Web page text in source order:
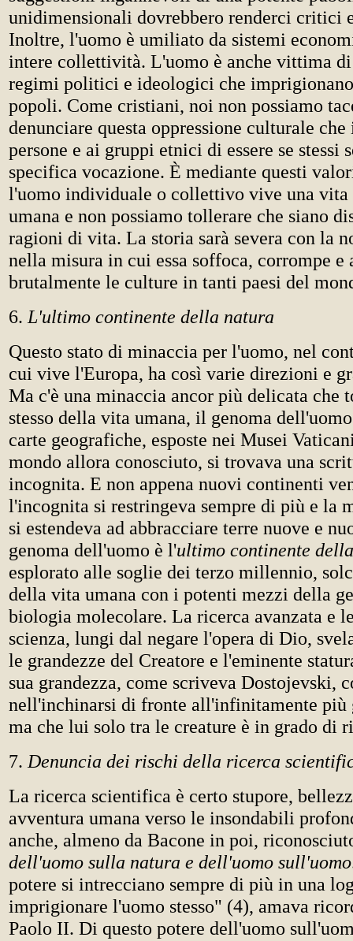
unidimensionali dovrebbero renderci critici
Inoltre, l'uomo è umiliato da sistemi
intere collettività. L'uomo è anche vittima
regimi politici e ideologici che
popoli. Come cristiani, noi non possiamo
denunciare questa oppressione culturale
persone e ai gruppi etnici di essere se stessi
specifica vocazione. È mediante questi
l'uomo individuale o collettivo vive una vita
umana e non possiamo tollerare che siano
ragioni di vita. La storia sarà severa con la
nella misura in cui essa soffoca, corrompe e
brutalmente le culture in tanti paesi del
6. L'ultimo continente della natura
Questo stato di minaccia per l'uomo, nel
cui vive l'Europa, ha così varie direzioni e
Ma c'è una minaccia ancor più delicata che
stesso della vita umana, il genoma
carte geografiche, esposte nei Musei
mondo allora conosciuto, si trovava una
incognita. E non appena nuovi continenti
l'incognita si restringeva sempre di più e la
si estendeva ad abbracciare terre nuove e
genoma dell'uomo è l'ultimo continente
esplorato alle soglie dei terzo millennio,
della vita umana con i potenti mezzi della
biologia molecolare. La ricerca avanzata e
scienza, lungi dal negare l'opera di Dio,
le grandezze del Creatore e l'eminente
sua grandezza, come scriveva Dostojevski,
nell'inchinarsi di fronte all'infinitamente più
ma che lui solo tra le creature è in grado di
7. Denuncia dei rischi della ricerca
La ricerca scientifica è certo stupore,
avventura umana verso le insondabili
anche, almeno da Bacone in poi,
dell'uomo sulla natura e dell'uomo sull'uomo
potere si intrecciano sempre di più in una
imprigionare l'uomo stesso" (4), amava
Paolo II. Di questo potere dell'uomo